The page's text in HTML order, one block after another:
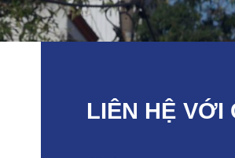
LIÊN HỆ VỚI